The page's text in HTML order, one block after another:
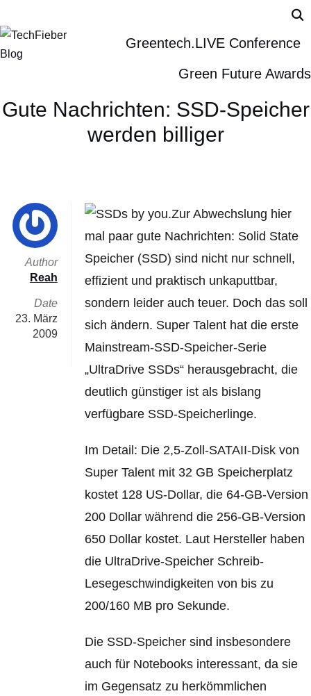
Greentech.LIVE Conference
Green Future Awards
Gute Nachrichten: SSD-Speicher
werden billiger
Zur Abwechslung hier
mal paar gute Nachrichten: Solid State
Speicher (SSD) sind nicht nur schnell,
effizient und praktisch unkaputtbar,
sondern leider auch teuer. Doch das soll
sich ändern. Super Talent hat die erste
Mainstream-SSD-Speicher-Serie
„UltraDrive SSDs“ herausgebracht, die
deutlich günstiger ist als bislang
verfügbare SSD-Speicherlinge.
Im Detail: Die 2,5-Zoll-SATAII-Disk von
Super Talent mit 32 GB Speicherplatz
kostet 128 US-Dollar, die 64-GB-Version
200 Dollar während die 256-GB-Version
650 Dollar kostet. Laut Hersteller haben
die UltraDrive-Speicher Schreib-
Lesegeschwindigkeiten von bis zu
200/160 MB pro Sekunde.
Die SSD-Speicher sind insbesondere
auch für Notebooks interessant, da sie
im Gegensatz zu herkömmlichen
Author
Reah
Date
23. März
2009